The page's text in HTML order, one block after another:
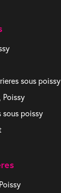
sous poissy
Poissy
sous poissy